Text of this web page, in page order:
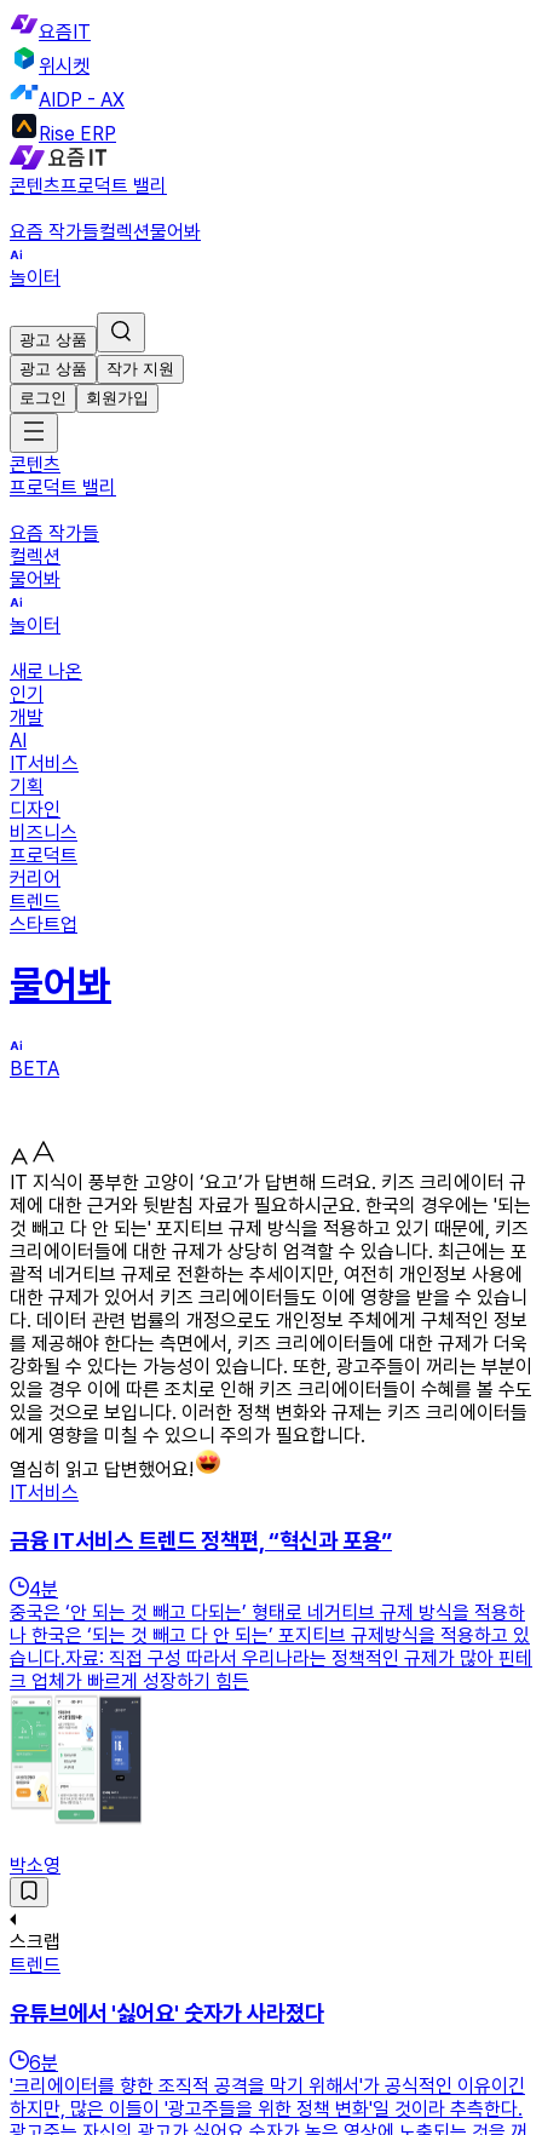
요즘IT
위시켓
AIDP - AX
Rise ERP
콘텐츠프로덕트 밸리
요즘 작가들컬렉션물어봐
놀이터
광고 상품
광고 상품
작가 지원
로그인
회원가입
콘텐츠
프로덕트 밸리
요즘 작가들
컬렉션
물어봐
놀이터
새로 나온
인기
개발
AI
IT서비스
기획
디자인
비즈니스
프로덕트
커리어
트렌드
스타트업
물어봐
BETA
IT 지식이 풍부한 고양이 ‘요고’가 답변해 드려요. 키즈 크리에이터 규
제에 대한 근거와 뒷받침 자료가 필요하시군요. 한국의 경우에는 '되는
것 빼고 다 안 되는' 포지티브 규제 방식을 적용하고 있기 때문에, 키즈
크리에이터들에 대한 규제가 상당히 엄격할 수 있습니다. 최근에는 포
괄적 네거티브 규제로 전환하는 추세이지만, 여전히 개인정보 사용에
대한 규제가 있어서 키즈 크리에이터들도 이에 영향을 받을 수 있습니
다. 데이터 관련 법률의 개정으로도 개인정보 주체에게 구체적인 정보
를 제공해야 한다는 측면에서, 키즈 크리에이터들에 대한 규제가 더욱
강화될 수 있다는 가능성이 있습니다. 또한, 광고주들이 꺼리는 부분이
있을 경우 이에 따른 조치로 인해 키즈 크리에이터들이 수혜를 볼 수도
있을 것으로 보입니다. 이러한 정책 변화와 규제는 키즈 크리에이터들
에게 영향을 미칠 수 있으니 주의가 필요합니다.
열심히 읽고 답변했어요!
IT서비스
금융 IT서비스 트렌드 정책편, “혁신과 포용”
4분
중국은 ‘안 되는 것 빼고 다되는’ 형태로 네거티브 규제 방식을 적용하
나 한국은 ‘되는 것 빼고 다 안 되는’ 포지티브 규제방식을 적용하고 있
습니다.자료: 직접 구성 따라서 우리나라는 정책적인 규제가 많아 핀테
크 업체가 빠르게 성장하기 힘든
박소영
스크랩
트렌드
유튜브에서 '싫어요' 숫자가 사라졌다
6분
'크리에이터를 향한 조직적 공격을 막기 위해서'가 공식적인 이유이긴
하지만, 많은 이들이 '광고주들을 위한 정책 변화'일 것이라 추측한다.